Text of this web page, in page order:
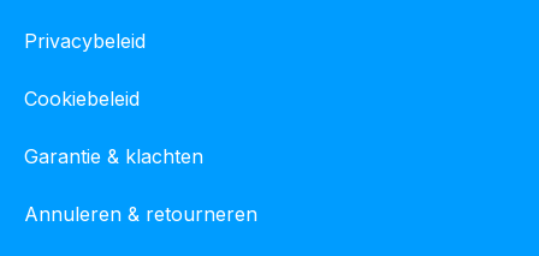
Privacybeleid
Cookiebeleid
Garantie & klachten
Annuleren & retourneren